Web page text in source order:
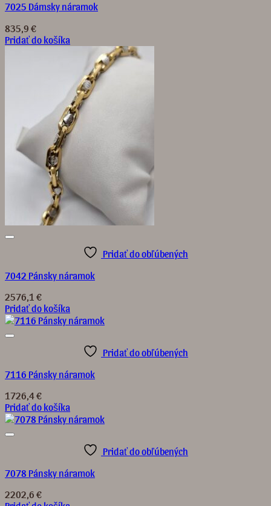
7025 Dámsky náramok
835,9 €
Pridať do košíka
Pridať do obľúbených
7042 Pánsky náramok
2576,1 €
Pridať do košíka
Pridať do obľúbených
7116 Pánsky náramok
1726,4€
Pridať do košíka
Pridať do obľúbených
7078 Pánsky náramok
2202,6 €